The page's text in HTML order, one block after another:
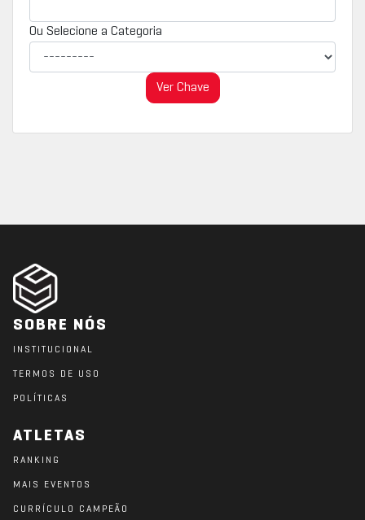
Ou Selecione a Categoria
Ver Chave
SOBRE NÓS
INSTITUCIONAL
TERMOS DE USO
POLÍTICAS
ATLETAS
RANKING
MAIS EVENTOS
CURRÍCULO CAMPEÃO